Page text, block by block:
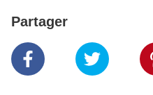
Partager